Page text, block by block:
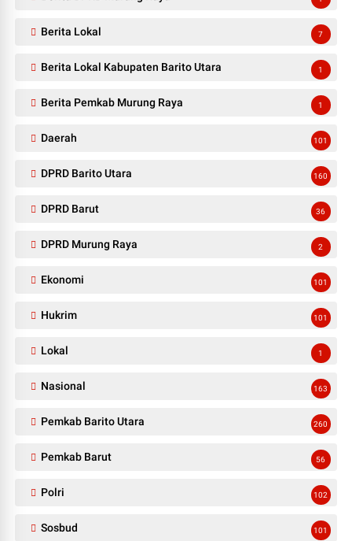
Berita Lokal 7
Berita Lokal Kabupaten Barito Utara 1
Berita Pemkab Murung Raya 1
Daerah 101
DPRD Barito Utara 160
DPRD Barut 36
DPRD Murung Raya 2
Ekonomi 101
Hukrim 101
Lokal 1
Nasional 163
Pemkab Barito Utara 260
Pemkab Barut 56
Polri 102
Sosbud 101